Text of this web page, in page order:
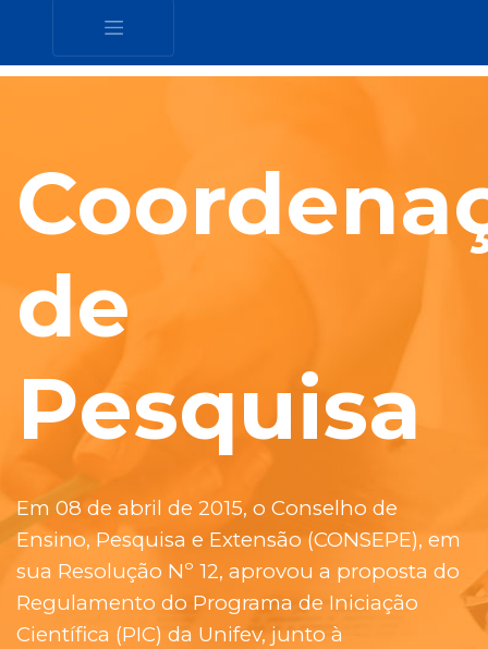
de
Pesquisa
Em 08 de abril de 2015, o Conselho de
Ensino, Pesquisa e Extensão (CONSEPE), em
sua Resolução Nº 12, aprovou a proposta do
Regulamento do Programa de Iniciação
Científica (PIC) da Unifev, junto à